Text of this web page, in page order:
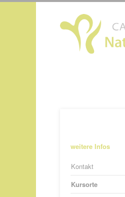
Navigation
weitere Infos
Kontakt
Kursorte